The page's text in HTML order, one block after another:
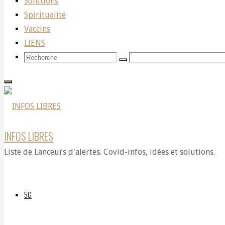
Spiritualité
Vaccins
LIENS
Recherche
Recherche
Recherche
INFOS LIBRES
Liste de Lanceurs d'alertes. Covid-infos, idées et solutions.
5G